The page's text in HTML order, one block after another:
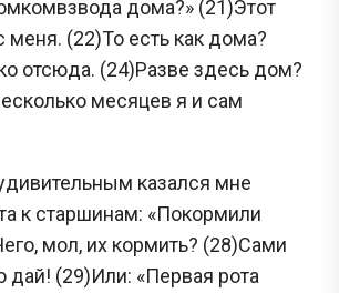
дома?» (21)Этот
меня. (22)То есть как дома?
отсюда. (24)Разве здесь дом?
месяцев я и сам
казался мне
к старшинам: «Покормили
мол, их кормить? (28)Сами
дай! (29)Или: «Первая рота